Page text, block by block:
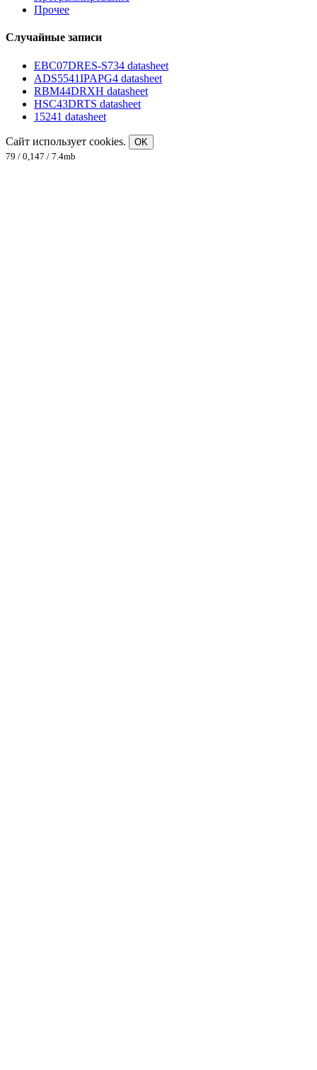
Прочее
Случайные записи
EBC07DRES-S734 datasheet
ADS5541IPAPG4 datasheet
RBM44DRXH datasheet
HSC43DRTS datasheet
15241 datasheet
Сайт использует cookies.
OK
79 / 0,147 / 7.4mb